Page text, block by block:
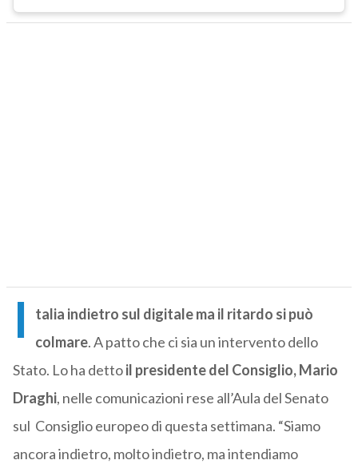
I
talia indietro sul digitale ma il ritardo si può
colmare. A patto che ci sia un intervento dello
Stato. Lo ha dettoil presidente del Consiglio, Mario
Draghi, nelle comunicazioni rese all’Aula del Senato
sul Consiglio europeo di questa settimana. “Siamo
ancora indietro, molto indietro, ma intendiamo